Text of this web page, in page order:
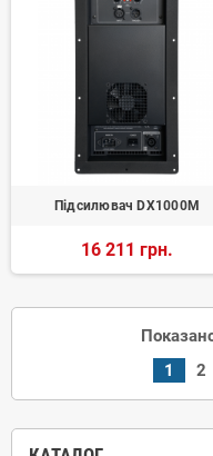
Підсилювач DX1000M
16 211 грн.
1
2